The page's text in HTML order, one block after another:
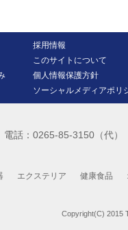
採用情報
このサイトについて
個人情報保護方針
ソーシャルメディアポリ
話：0265-85-3150（代
エクステリア 健康食品
Copyright(C) 2015